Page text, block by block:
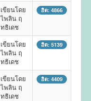
เขียนโดย
ไพลิน ฤ
ทธิเดช
ฮิต: 4866
เขียนโดย
ไพลิน ฤ
ทธิเดช
ฮิต: 5139
เขียนโดย
ไพลิน ฤ
ทธิเดช
ฮิต: 4409